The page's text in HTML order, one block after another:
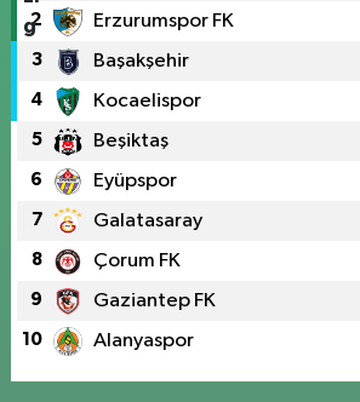
2 Erzurumspor FK
3 Başakşehir
4 Kocaelispor
5 Beşiktaş
6 Eyüpspor
7 Galatasaray
8 Çorum FK
9 Gaziantep FK
10 Alanyaspor